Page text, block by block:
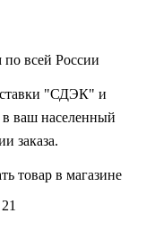
всей России
"СДЭК" и
ваш населенный
заказа.
товар в магазине